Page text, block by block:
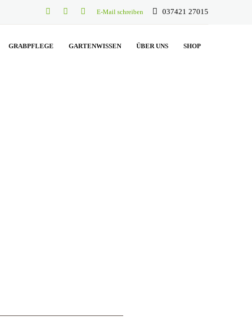
E-Mail schreiben 037421 27015
GRABPFLEGE GARTENWISSEN ÜBER UNS SHOP